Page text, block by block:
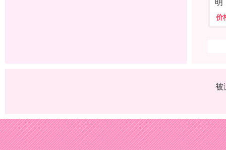
价
被